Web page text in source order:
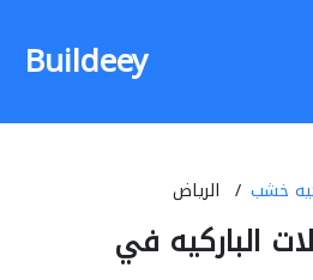
Buildeey
خشب الرياض
الباركيه في